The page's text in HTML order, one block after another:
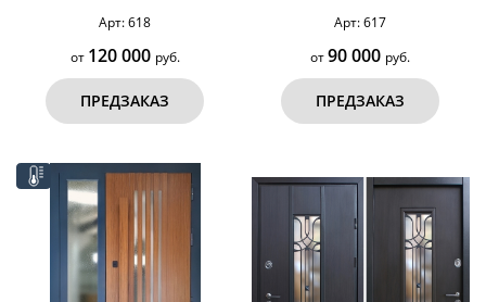
Арт: 618
от 120 000 руб.
ПРЕДЗАКАЗ
Арт: 617
от90 000 руб.
ПРЕДЗАКАЗ